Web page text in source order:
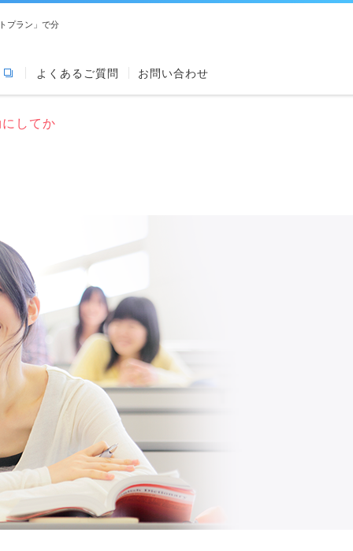
プラン」で分
よくあるご質問 お問い合わせ
してか